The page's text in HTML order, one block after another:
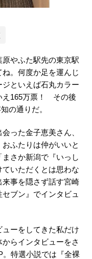
やふた駅先の東京駅
。何度か足を運んじ
といえば石丸カラー
え165万票！ その後
の通りだ。
った金子恵美さん、
ふたりは仲がいいと
さか新潟で『いっし
いただくとは思わな
事を隠さず話す宮崎
ブン』でインタビュ
ーをしてきた私だけ
らインタビューをさ
特選小説では『全裸